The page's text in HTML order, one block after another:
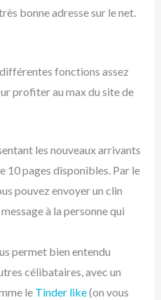
bonne adresse sur le net.
fonctions assez
profiter au max du site de
les nouveaux arrivants
10 pages disponibles. Par le
pouvez envoyer un clin
à la personne qui
permet bien entendu
célibataires, avec un
le Tinder like(on vous